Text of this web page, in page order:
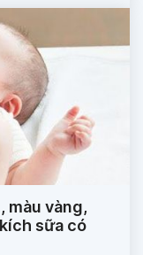
màu vàng,
sữa có